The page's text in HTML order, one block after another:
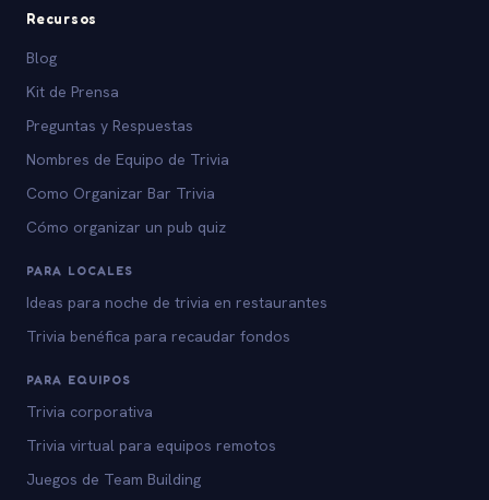
Recursos
Blog
Kit de Prensa
Preguntas y Respuestas
Nombres de Equipo de Trivia
Como Organizar Bar Trivia
Cómo organizar un pub quiz
PARA LOCALES
Ideas para noche de trivia en restaurantes
Trivia benéfica para recaudar fondos
PARA EQUIPOS
Trivia corporativa
Trivia virtual para equipos remotos
Juegos de Team Building